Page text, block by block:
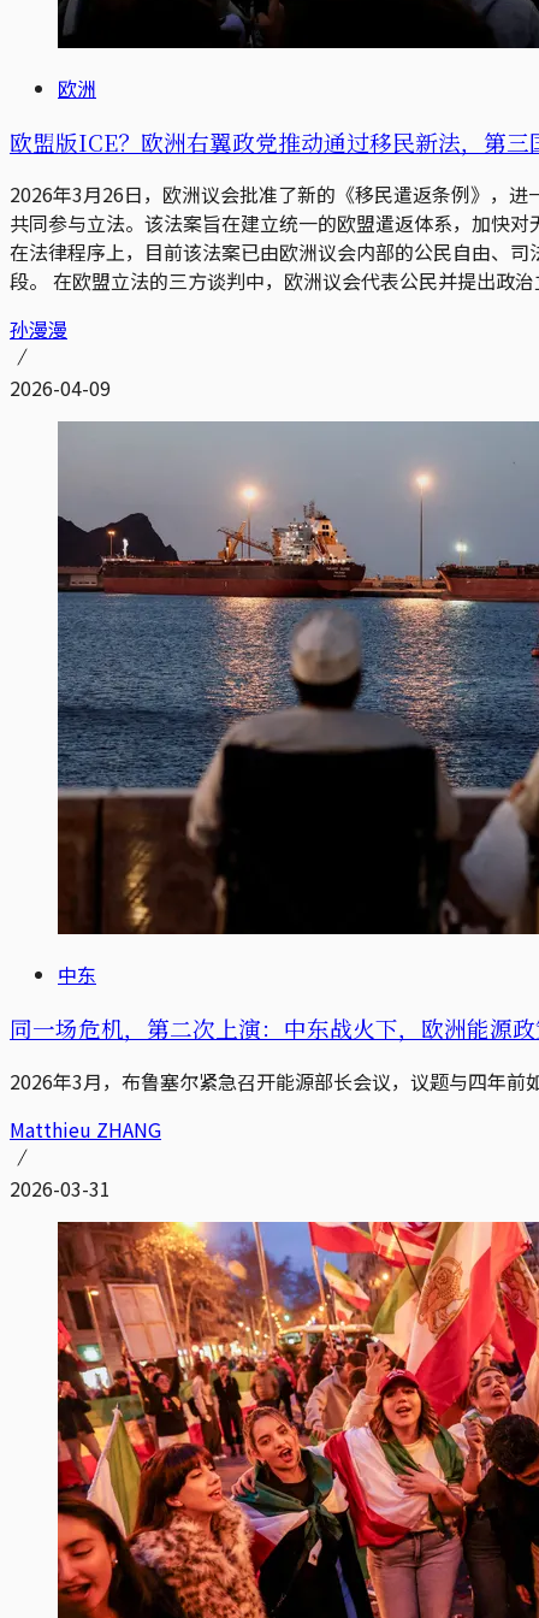
欧洲
欧盟版ICE？欧洲右翼政党推动通过移民新法，第
2026年3月26日，欧洲议会批准了新的《移民遣返条例》，
共同参与立法。该法案旨在建立统一的欧盟遣返体系，加快
在法律程序上，目前该法案已由欧洲议会内部的公民自由、
段。 在欧盟立法的三方谈判中，欧洲议会代表公民并提出政
孙漫漫
2026-04-09
中东
同一场危机，第二次上演：中东战火下，欧洲能源
2026年3月，布鲁塞尔紧急召开能源部长会议，议题与四年
Matthieu ZHANG
2026-03-31